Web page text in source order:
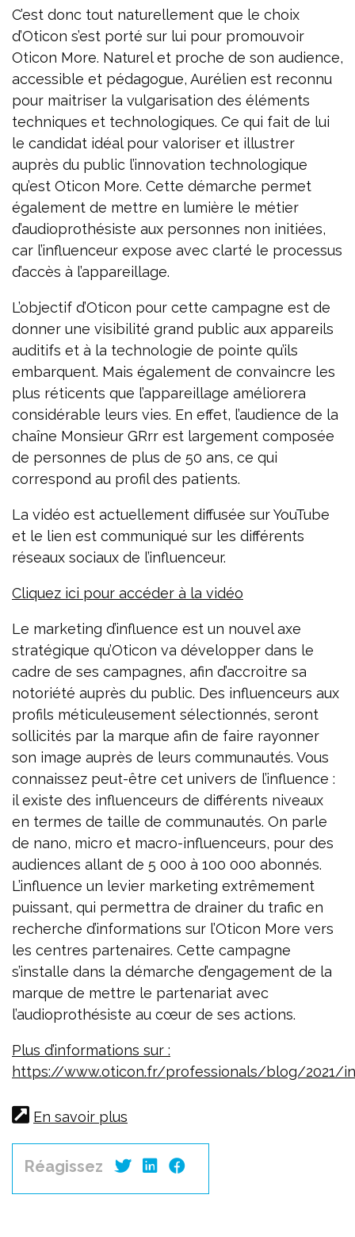
C’est donc tout naturellement que le choix
d’Oticon s’est porté sur lui pour promouvoir
Oticon More. Naturel et proche de son audience,
accessible et pédagogue, Aurélien est reconnu
pour maitriser la vulgarisation des éléments
techniques et technologiques. Ce qui fait de lui
le candidat idéal pour valoriser et illustrer
auprès du public l’innovation technologique
qu’est Oticon More. Cette démarche permet
également de mettre en lumière le métier
d’audioprothésiste aux personnes non initiées,
car l’influenceur expose avec clarté le processus
d’accès à l’appareillage.
L’objectif d’Oticon pour cette campagne est de
donner une visibilité grand public aux appareils
auditifs et à la technologie de pointe qu’ils
embarquent. Mais également de convaincre les
plus réticents que l’appareillage améliorera
considérable leurs vies. En effet, l’audience de la
chaîne Monsieur GRrr est largement composée
de personnes de plus de 50 ans, ce qui
correspond au profil des patients.
La vidéo est actuellement diffusée sur YouTube
et le lien est communiqué sur les différents
réseaux sociaux de l’influenceur.
Cliquez ici pour accéder à la vidéo
Le marketing d’influence est un nouvel axe
stratégique qu’Oticon va développer dans le
cadre de ses campagnes, afin d’accroitre sa
notoriété auprès du public. Des influenceurs aux
profils méticuleusement sélectionnés, seront
sollicités par la marque afin de faire rayonner
son image auprès de leurs communautés. Vous
connaissez peut-être cet univers de l’influence :
il existe des influenceurs de différents niveaux
en termes de taille de communautés. On parle
de nano, micro et macro-influenceurs, pour des
audiences allant de 5 000 à 100 000 abonnés.
L’influence un levier marketing extrêmement
puissant, qui permettra de drainer du trafic en
recherche d’informations sur l’Oticon More vers
les centres partenaires. Cette campagne
s’installe dans la démarche d’engagement de la
marque de mettre le partenariat avec
l’audioprothésiste au cœur de ses actions.
Plus d’informations sur :
https://www.oticon.fr/professionals/blog/2021/
En savoir plus
Réagissez